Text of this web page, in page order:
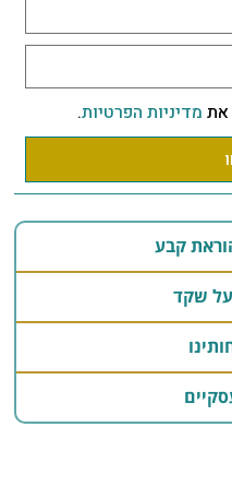
את מדיניות הפרטיות.